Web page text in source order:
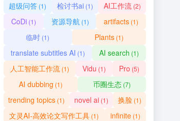
超级问答 (1) 检讨书ai (1) AI工作流(2)
CoDi(1) 资源导航 (1) artifacts (1)
临时 (1) Plants(1)
translate subtitles AI (1) AI search (1)
人工智能工作流 (1) Vidu (1) Pro (5)
AI dubbing (1) 币圈生态 (7)
trending topics (1) novel ai (1) 换脸(1)
文灵AI-高效论文写作工具 (1) infinite(1)